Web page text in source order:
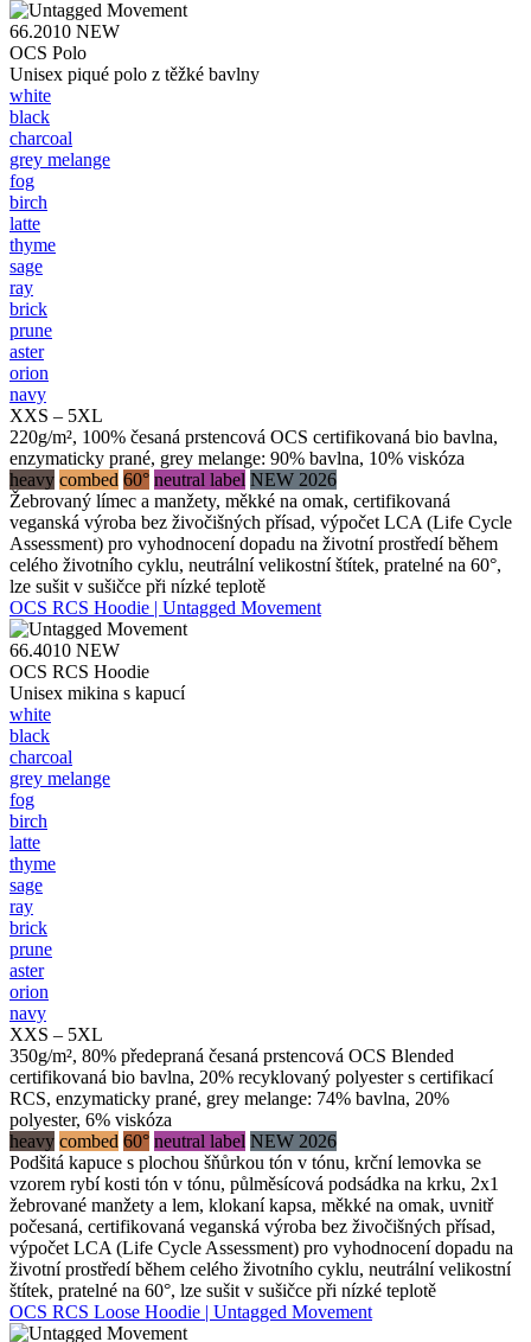
66.2010 NEW
OCS Polo
Unisex piqué polo z těžké bavlny
white
black
charcoal
grey melange
fog
birch
latte
thyme
sage
ray
brick
prune
aster
orion
navy
XXS – 5XL
220g/m², 100% česaná prstencová OCS certifikovaná bio bavlna,
enzymaticky prané, grey melange: 90% bavlna, 10% viskóza
heavy combed 60° neutral label NEW 2026
Žebrovaný límec a manžety, měkké na omak, certifikovaná
veganská výroba bez živočišných přísad, výpočet LCA (Life Cycle
Assessment) pro vyhodnocení dopadu na životní prostředí během
celého životního cyklu, neutrální velikostní štítek, pratelné na 60°,
lze sušit v sušičce při nízké teplotě
OCS RCS Hoodie | Untagged Movement
66.4010 NEW
OCS RCS Hoodie
Unisex mikina s kapucí
white
black
charcoal
grey melange
fog
birch
latte
thyme
sage
ray
brick
prune
aster
orion
navy
XXS – 5XL
350g/m², 80% předepraná česaná prstencová OCS Blended
certifikovaná bio bavlna, 20% recyklovaný polyester s certifikací
RCS, enzymaticky prané, grey melange: 74% bavlna, 20%
polyester, 6% viskóza
heavy combed 60° neutral label NEW 2026
Podšitá kapuce s plochou šňůrkou tón v tónu, krční lemovka se
vzorem rybí kosti tón v tónu, půlměsícová podsádka na krku, 2x1
žebrované manžety a lem, klokaní kapsa, měkké na omak, uvnitř
počesaná, certifikovaná veganská výroba bez živočišných přísad,
výpočet LCA (Life Cycle Assessment) pro vyhodnocení dopadu na
životní prostředí během celého životního cyklu, neutrální velikostní
štítek, pratelné na 60°, lze sušit v sušičce při nízké teplotě
OCS RCS Loose Hoodie | Untagged Movement